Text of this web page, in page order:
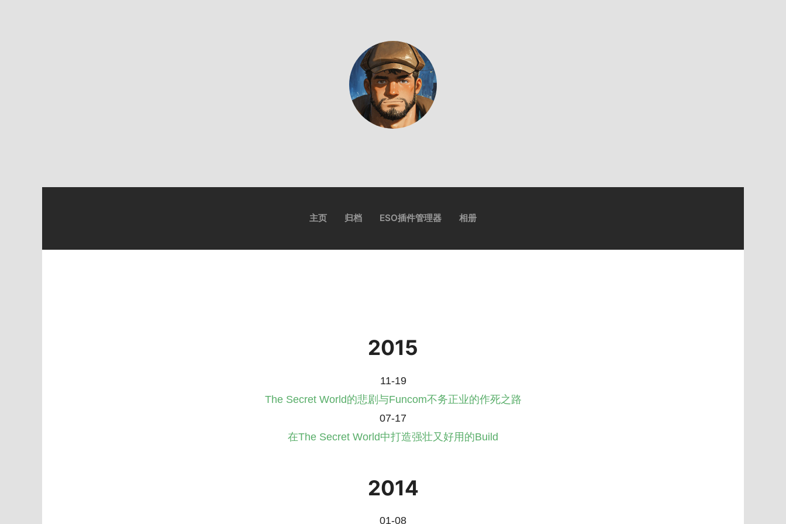
主页 归档 ESO插件管理器 相册
2015
11-19
The Secret World的悲剧与Funcom不务正业的作死之路
07-17
在The Secret World中打造强壮又好用的Build
2014
01-08